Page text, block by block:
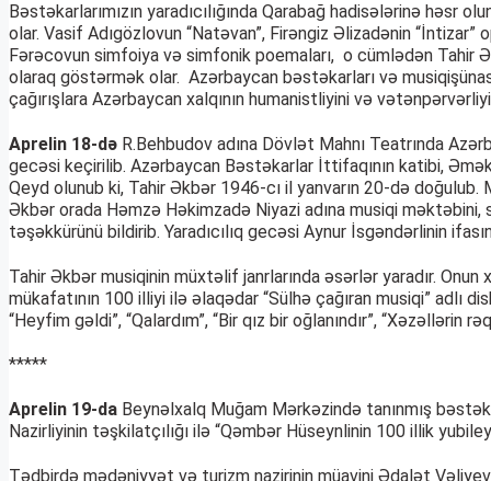
Bəstəkarlarımızın yaradıcılığında Qarabağ hadisələrinə
olar. Vasif Adıgözlovun “Natəvan”, Firəngiz Əlizadənin
Fərəcovun simfoiya və simfonik poemaları, o cümlədən Tahir
olaraq göstərmək olar. Azərbaycan bəstəkarları və
çağırışlara Azərbaycan xalqının humanistliyini və
Aprelin 18-də R.Behbudov adına Dövlət Mahnı Teatrında
gecəsi keçirilib. Azərbaycan Bəstəkarlar İttifaqının katibi,
Qeyd olunub ki, Tahir Əkbər 1946-cı il yanvarın 20-də
Əkbər orada Həmzə Həkimzadə Niyazi adına musiqi
təşəkkürünü bildirib. Yaradıcılıq gecəsi Aynur İsgəndərlinin
Tahir Əkbər musiqinin müxtəlif janrlarında əsərlər yaradır.
mükafatının 100 illiyi ilə əlaqədar “Sülhə çağıran musiqi” adlı
“Heyfim gəldi”, “Qalardım”, “Bir qız bir oğlanındır”,
*****
Aprelin 19-da Beynəlxalq Muğam Mərkəzində tanınmış
Nazirliyinin təşkilatçılığı ilə “Qəmbər Hüseynlinin 100 illik
Tədbirdə mədəniyyət və turizm nazirinin müavini Ədalət Vəliyev